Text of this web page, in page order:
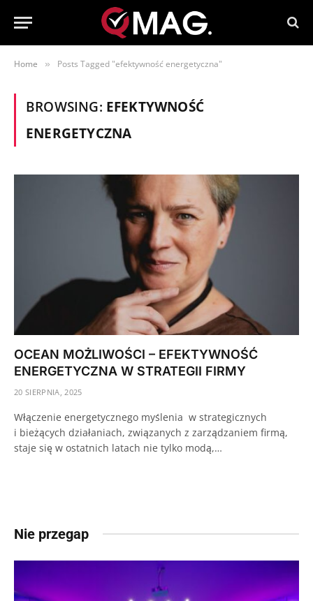
Home » Posts Tagged "efektywność energetyczna"
BROWSING: EFEKTYWNOŚĆ
ENERGETYCZNA
OCEAN MOŻLIWOŚCI – EFEKTYWNOŚĆ
ENERGETYCZNA W STRATEGII FIRMY
20 SIERPNIA, 2025
Włączenie energetycznego myślenia w strategicznych
i bieżących działaniach, związanych z zarządzaniem firmą,
staje się w ostatnich latach nie tylko modą,…
Nie przegap